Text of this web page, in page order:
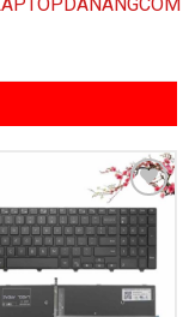
Add to
Wishlist